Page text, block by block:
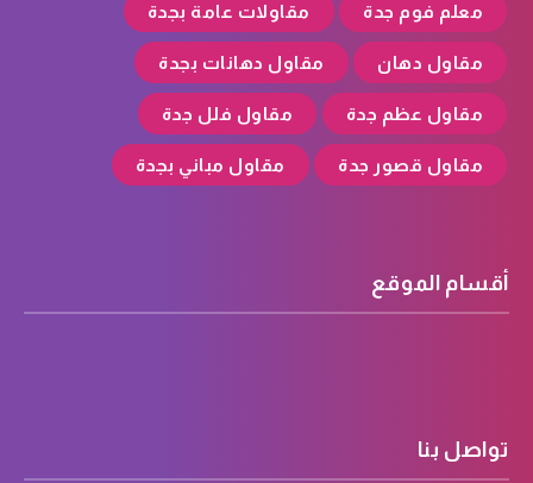
معلم فوم جدة مقاولات عامة بجدة
مقاول دهان مقاول دهانات بجدة
مقاول عظم جدة مقاول فلل جدة
مقاول قصور جدة مقاول مباني بجدة
أقسام الموقع
تواصل بنا